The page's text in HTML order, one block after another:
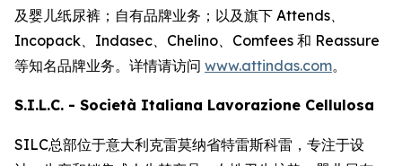
及婴儿纸尿裤；自有品牌业务；以及旗下 Attends、
Incopack、Indasec、Chelino、Comfees 和 Reassure
等知名品牌业务。详情请访问 www.attindas.com。
S.I.L.C. - Società Italiana Lavorazione Cellulosa
SILC总部位于意大利克雷莫纳省特雷斯科雷，专注于设